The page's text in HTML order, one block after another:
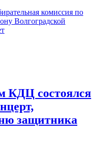
комиссия по
Волгоградской
КДЦ состоялся
защитника